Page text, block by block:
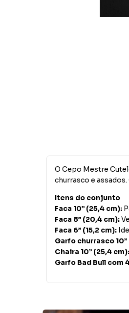
O Cepo Mestre
churrasco e
Itens do conjunto
Faca 10” (25,4 cm):
Faca 8” (20,4 cm):
Faca 6” (15,2 cm):
Garfo churrasco
Chaira 10” (25,4 cm):
Garfo Bad Bull com